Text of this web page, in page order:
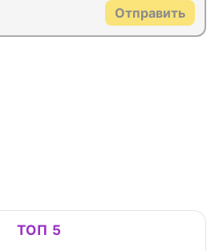
Отправить
ТОП 5